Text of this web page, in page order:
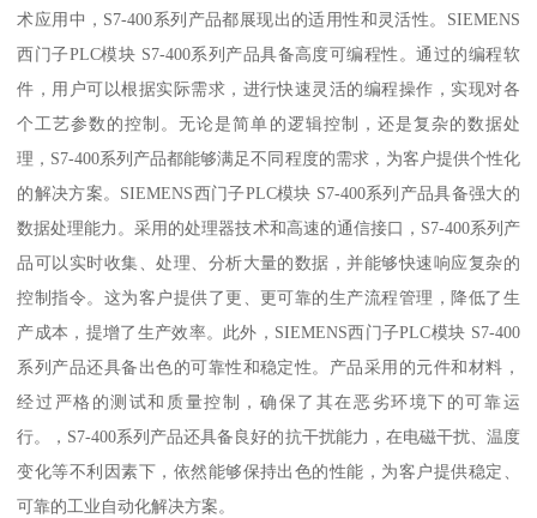
术应用中，S7-400系列产品都展现出的适用性和灵活性。SIEMENS
西门子PLC模块 S7-400系列产品具备高度可编程性。通过的编程软
件，用户可以根据实际需求，进行快速灵活的编程操作，实现对各
个工艺参数的控制。无论是简单的逻辑控制，还是复杂的数据处
理，S7-400系列产品都能够满足不同程度的需求，为客户提供个性化
的解决方案。SIEMENS西门子PLC模块 S7-400系列产品具备强大的
数据处理能力。采用的处理器技术和高速的通信接口，S7-400系列产
品可以实时收集、处理、分析大量的数据，并能够快速响应复杂的
控制指令。这为客户提供了更、更可靠的生产流程管理，降低了生
产成本，提增了生产效率。此外，SIEMENS西门子PLC模块 S7-400
系列产品还具备出色的可靠性和稳定性。产品采用的元件和材料，
经过严格的测试和质量控制，确保了其在恶劣环境下的可靠运
行。，S7-400系列产品还具备良好的抗干扰能力，在电磁干扰、温度
变化等不利因素下，依然能够保持出色的性能，为客户提供稳定、
可靠的工业自动化解决方案。